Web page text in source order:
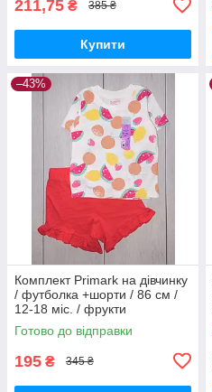
211,75 ₴ 385 ₴
Купити
–43%
Комплект Primark на дівчинку
/ футболка +шорти / 86 см /
12-18 міс. / фрукти
Готово до відправки
195 ₴ 345 ₴